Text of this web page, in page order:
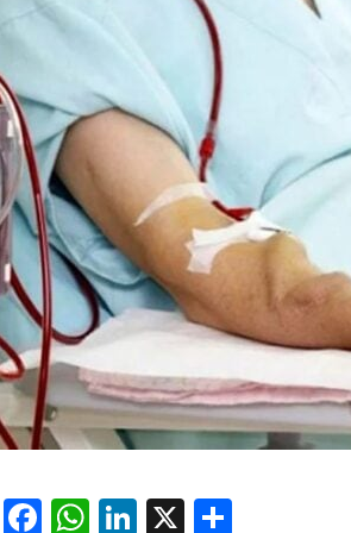
PrintFacebook
WhatsApp
LinkedIn
X